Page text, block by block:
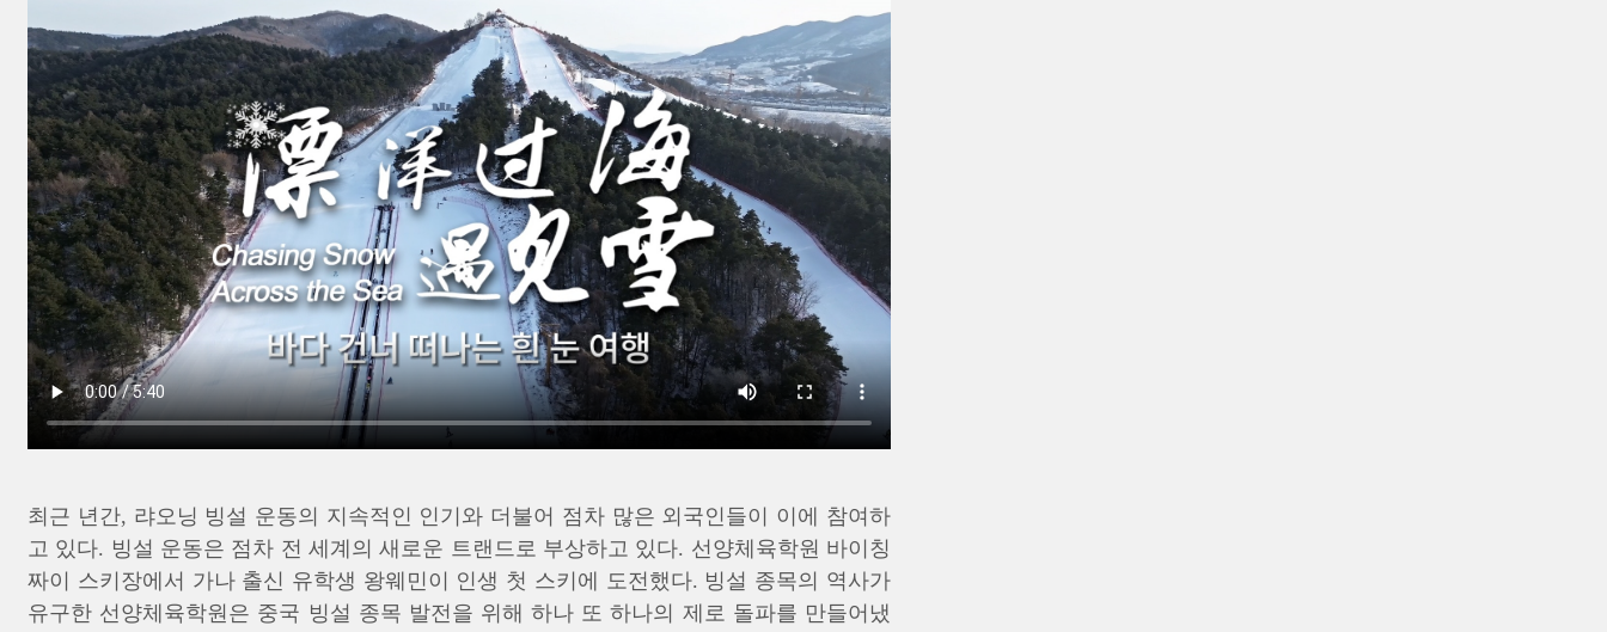
최근 년간, 랴오닝 빙설 운동의 지속적인 인기와 더불어 점차 많은 외국인들이 이에 참여하
고 있다. 빙설 운동은 점차 전 세계의 새로운 트랜드로 부상하고 있다. 선양체육학원 바이칭
짜이 스키장에서 가나 출신 유학생 왕웨민이 인생 첫 스키에 도전했다. 빙설 종목의 역사가
유구한 선양체육학원은 중국 빙설 종목 발전을 위해 하나 또 하나의 제로 돌파를 만들어냈